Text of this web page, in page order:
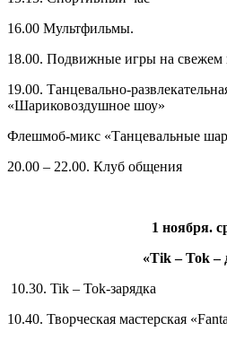
16.00 Мультфильмы.
18.00. Подвижные игры на свежем
19.00. Танцевально-
«Шариковоздушное шоу»
Флешмоб-микс «Танцевальные
20.00 – 22.00. Клуб общения
1 ноября.
«Tik–Tok–
10.30. Tik – Tok-зарядка
10.40. Творческая мастерская